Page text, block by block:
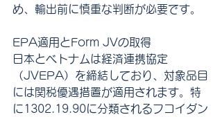
め、輸出前に慎重な判断が必要です。
EPA適用とForm JVの取得
日本とベトナムは経済連携協定
（JVEPA）を締結しており、対象品目
には関税優遇措置が適用されます。特
に1302.19.90に分類されるフコイダン